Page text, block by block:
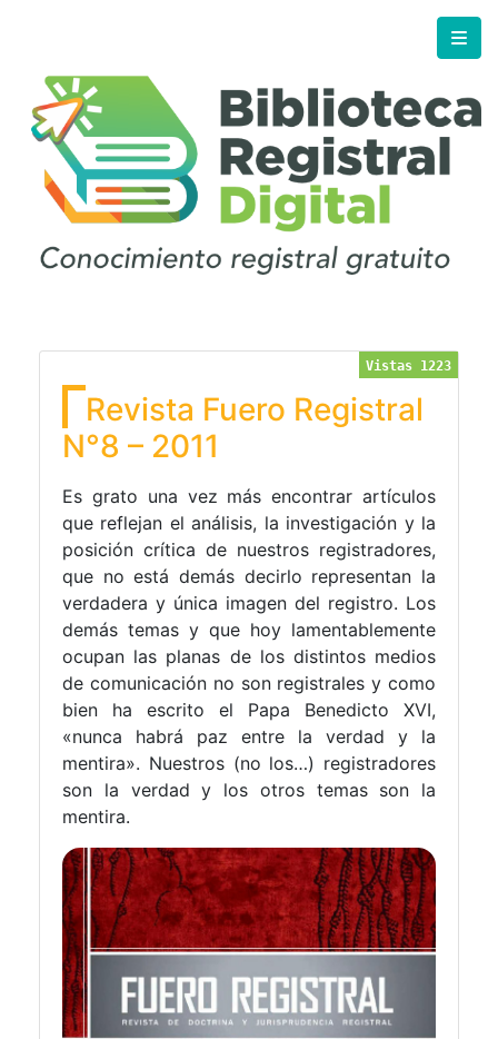
Vistas 1223
Revista Fuero Registral
N°8 – 2011
Es grato una vez más encontrar artículos
que reflejan el análisis, la investigación y la
posición crítica de nuestros registradores,
que no está demás decirlo representan la
verdadera y única imagen del registro. Los
demás temas y que hoy lamentablemente
ocupan las planas de los distintos medios
de comunicación no son registrales y como
bien ha escrito el Papa Benedicto XVI,
«nunca habrá paz entre la verdad y la
mentira». Nuestros (no los…) registradores
son la verdad y los otros temas son la
mentira.